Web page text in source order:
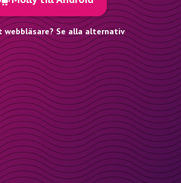
Se alla alternativ